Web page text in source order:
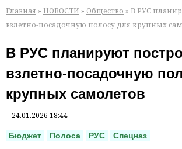
Главная » НОВОСТИ » Общество » В РУС
взлетно-посадочную полосу для крупных
В РУС планируют
взлетно-посадочную
крупных самолетов
24.01.2026 18:44
Бюджет Полоса РУС Спецназ